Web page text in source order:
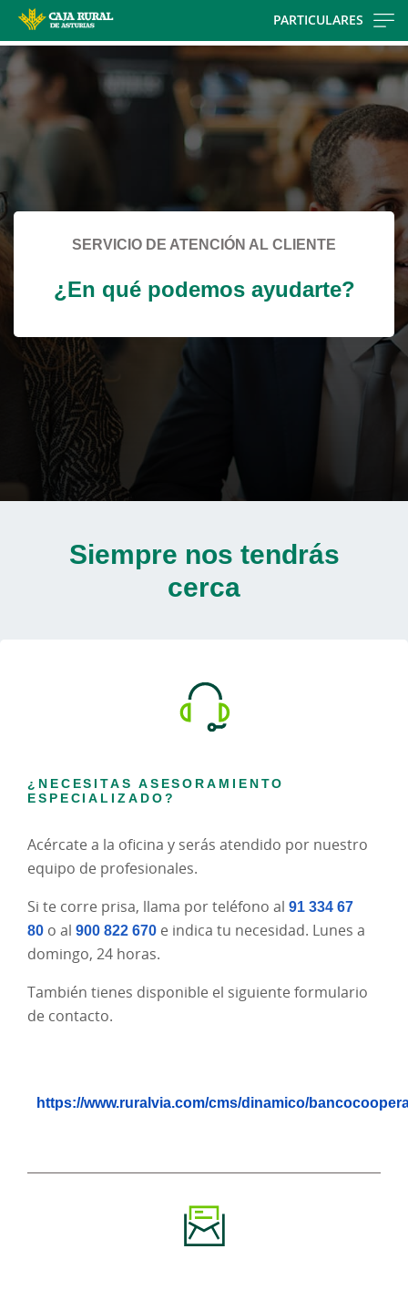
main
contentt
PARTICULARES
Cargando
contenido,
favor
SERVICIO DE ATENCIÓN AL CLIENTE
¿En qué podemos ayudarte?
Siempre nos tendrás
cerca
¿NECESITAS ASESORAMIENTO
ESPECIALIZADO?
Acércate a la oficina y serás atendido por nuestro
equipo de profesionales.
Si te corre prisa, llama por teléfono al 91 334 67
80 o al 900 822 670 e indica tu necesidad. Lunes a
domingo, 24 horas.
También tienes disponible el siguiente formulario
de contacto.
https://www.ruralvia.com/cms/dinamico/